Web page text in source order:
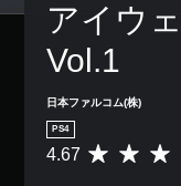
アイウ
Vol.1
日本ファルコム(株)
PS4
評
4.67